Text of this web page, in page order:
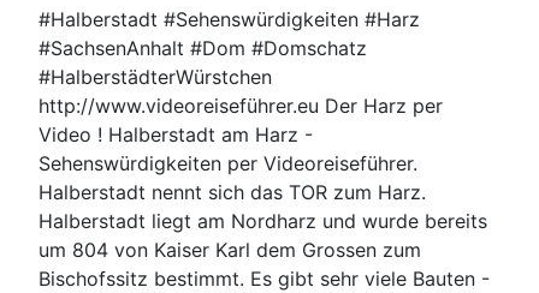
#Halberstadt #Sehenswürdigkeiten #Harz
#SachsenAnhalt #Dom #Domschatz
#HalberstädterWürstchen
http://www.videoreiseführer.eu Der Harz per
Video ! Halberstadt am Harz -
Sehenswürdigkeiten per Videoreiseführer.
Halberstadt nennt sich das TOR zum Harz.
Halberstadt liegt am Nordharz und wurde bereits
um 804 von Kaiser Karl dem Grossen zum
Bischofssitz bestimmt. Es gibt sehr viele Bauten -